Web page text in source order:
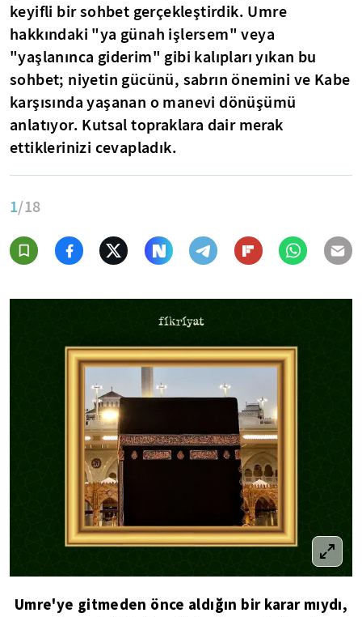
keyifli bir sohbet gerçekleştirdik. Umre
hakkındaki "ya günah işlersem" veya
"yaşlanınca giderim" gibi kalıpları yıkan bu
sohbet; niyetin gücünü, sabrın önemini ve Kabe
karşısında yaşanan o manevi dönüşümü
anlatıyor. Kutsal topraklara dair merak
ettiklerinizi cevapladık.
1/18
Umre'ye gitmeden önce aldığın bir karar mıydı,